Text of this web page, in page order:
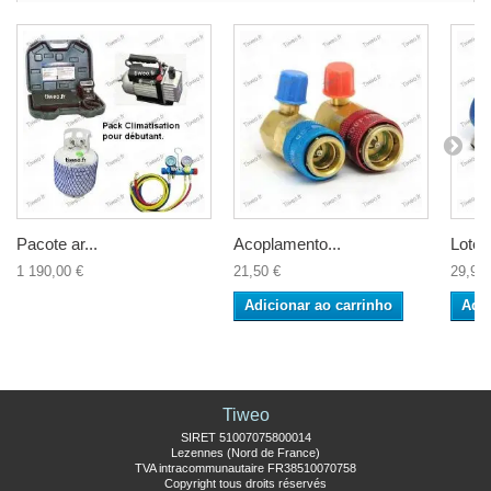
Pacote ar...
1 190,00 €
Acoplamento...
21,50 €
Adicionar ao carrinho
Lote
29,90
Tiweo
SIRET 51007075800014
Lezennes (Nord de France)
TVA intracommunautaire FR38510070758
Copyright tous droits réservés